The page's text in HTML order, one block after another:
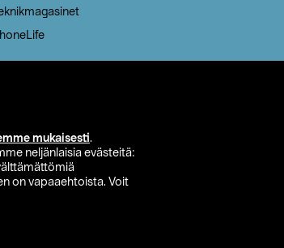
mukaisesti.
neljänlaisia evästeitä:
on vapaaehtoista. Voit